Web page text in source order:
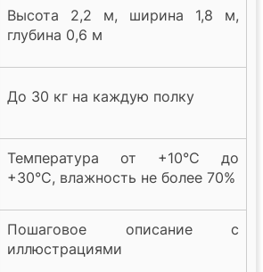
Высота 2,2 м, ширина 1,8 м,
глубина 0,6 м
До 30 кг на каждую полку
Температура от +10°C до
+30°C, влажность не более 70%
Пошаговое описание с
иллюстрациями